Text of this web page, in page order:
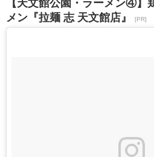
【天文館公園・ラーメン④】
メン『拉麺 志 天文館店』
[PR]